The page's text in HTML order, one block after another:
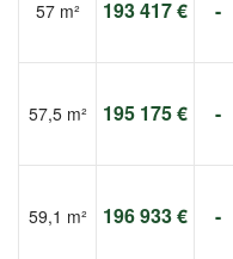
57 m² 193 417 € -
57,5 m² 195 175 € -
59,1 m² 196 933 € -